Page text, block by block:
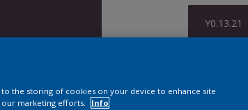
Y0.13.21
to the storing of cookies on your device to enhance site
our marketing efforts.
Info